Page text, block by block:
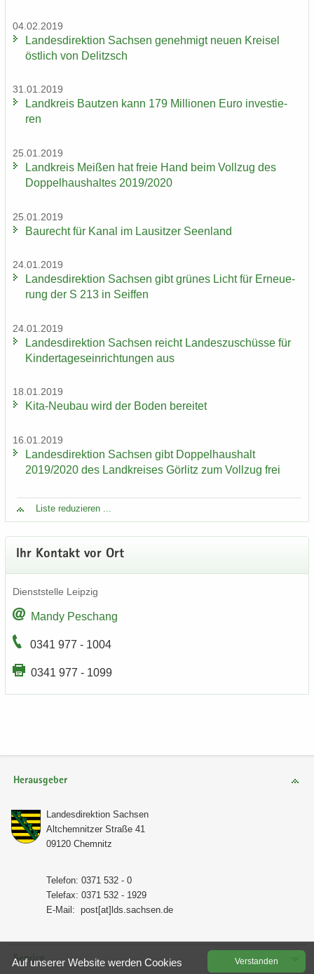
04.02.2019
Lan­des­di­rek­ti­on Sach­sen ge­neh­migt neuen Krei­sel
öst­lich von De­litzsch
31.01.2019
Land­kreis Baut­zen kann 179 Mil­lio­nen Euro in­ves­tie­
ren
25.01.2019
Land­kreis Mei­ßen hat freie Hand beim Voll­zug des
Dop­pel­haus­hal­tes 2019/2020
25.01.2019
Bau­recht für Kanal im Lau­sit­zer Se­en­land
24.01.2019
Lan­des­di­rek­ti­on Sach­sen gibt grü­nes Licht für Er­neue­
rung der S 213 in Seif­fen
24.01.2019
Lan­des­di­rek­ti­on Sach­sen reicht Lan­des­zu­schüs­se für
Kin­der­ta­ges­ein­rich­tun­gen aus
18.01.2019
Kita-​Neubau wird der Boden be­rei­tet
16.01.2019
Lan­des­di­rek­ti­on Sach­sen gibt Dop­pel­haus­halt
2019/2020 des Land­krei­ses Gör­litz zum Voll­zug frei
Liste re­du­zie­ren ...
Ihr Kon­takt vor Ort
Dienst­stel­le Leip­zig
Mandy Peschang
0341 977 - 1004
0341 977 - 1099
Herausgeber
Lan­des­di­rek­ti­on Sach­sen
Alt­chem­nit­zer Stra­ße 41
09120 Chem­nitz
Te­le­fon: 0371 532 - 0
Te­le­fax: 0371 532 - 1929
E-​Mail: post[at]lds.sach­sen.de
Service Ver­stan­den
Auf un­se­rer Web­site wer­den Coo­kies